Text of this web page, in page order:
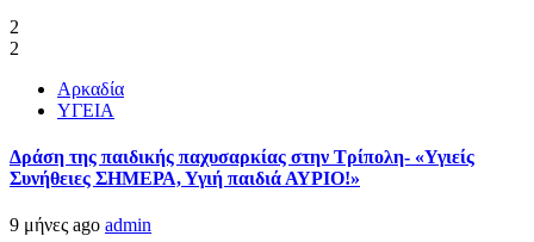
2
2
Αρκαδία
ΥΓΕΙΑ
Δράση της παιδικής παχυσαρκίας στην Τρίπολη- «Υγιείς
Συνήθειες ΣΗΜΕΡΑ, Υγιή παιδιά ΑΥΡΙΟ!»
9 μήνες ago admin